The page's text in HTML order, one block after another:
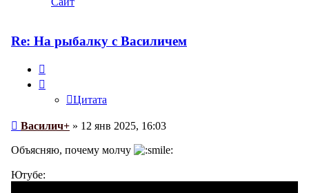
пользователя
Re: На рыбалку с Василичем
Цитата
Сообщение
Василич+ » 12 янв 2025, 16:03
Объясняю, почему молчу
Ютубе: